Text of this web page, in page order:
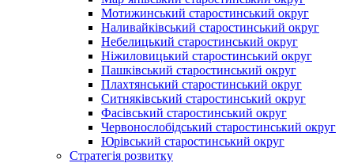
Мотижинський старостинський округ
Наливайківський старостинський округ
Небелицький старостинський округ
Ніжиловицький старостинський округ
Пашківський старостинський округ
Плахтянський старостинський округ
Ситняківський старостинський округ
Фасівський старостинський округ
Червонослобідський старостинський округ
Юрівський старостинський округ
Стратегія розвитку